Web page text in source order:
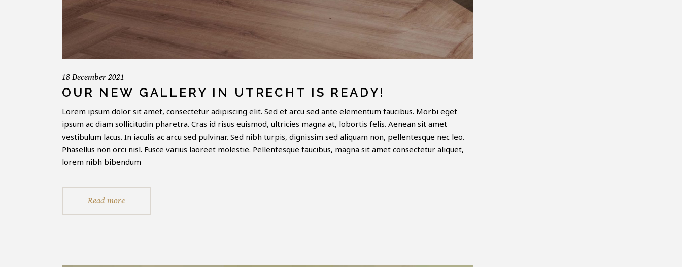
18 December 2021
OUR NEW GALLERY IN UTRECHT IS READY!
Lorem ipsum dolor sit amet, consectetur adipiscing elit. Sed et arcu sed ante elementum faucibus. Morbi eget
ipsum ac diam sollicitudin pharetra. Cras id risus euismod, ultricies magna at, lobortis felis. Aenean sit amet
vestibulum lacus. In iaculis ac arcu sed pulvinar. Sed nibh turpis, dignissim sed aliquam non, pellentesque nec leo.
Phasellus non orci nisl. Fusce varius laoreet molestie. Pellentesque faucibus, magna sit amet consectetur aliquet,
lorem nibh bibendum
Read more